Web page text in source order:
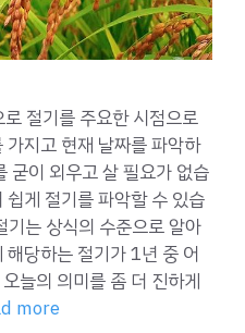
절기를 주요한 시점으로
지고 현재 날짜를 파악하
굳이 외우고 살 필요가 없습
게 절기를 파악할 수 있습
는 상식의 수준으로 알아
당하는 절기가 1년 중 어
늘의 의미를 좀 더 진하게
more